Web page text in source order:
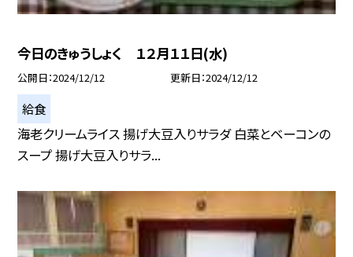
今日のきゅうしょく １２月１１日(水)
公開日 2024/12/12 更新日 2024/12/12
給食
海老クリームライス 揚げ大豆入りサラダ 白菜とベーコンの
スープ 揚げ大豆入りサラ...